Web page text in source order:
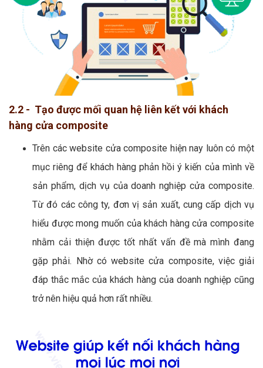
2.2 - Tạo được mối quan hệ liên kết với khách
hàng cửa composite
Trên các website cửa composite hiện nay luôn có một
mục riêng để khách hàng phản hồi ý kiến của mình về
sản phẩm, dịch vụ của doanh nghiệp cửa composite.
Từ đó các công ty, đơn vị sản xuất, cung cấp dịch vụ
hiểu được mong muốn của khách hàng cửa composite
nhằm cải thiện được tốt nhất vấn đề mà mình đang
gặp phải. Nhờ có website cửa composite, việc giải
đáp thắc mắc của khách hàng của doanh nghiệp cũng
trở nên hiệu quả hơn rất nhiều.